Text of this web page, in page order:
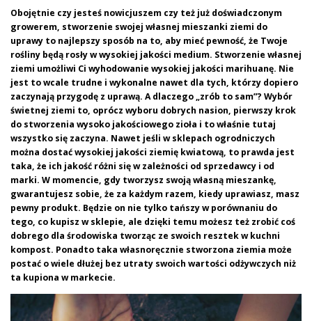
KONTAKT
Obojętnie czy jesteś nowicjuszem czy też już doświadczonym
growerem, stworzenie swojej własnej mieszanki ziemi do
uprawy to najlepszy sposób na to, aby mieć pewność, że Twoje
rośliny będą rosły w wysokiej jakości medium. Stworzenie własnej
ziemi umożliwi Ci wyhodowanie wysokiej jakości marihuanę. Nie
jest to wcale trudne i wykonalne nawet dla tych, którzy dopiero
zaczynają przygodę z uprawą. A dlaczego „zrób to sam”? Wybór
świetnej ziemi to, oprócz wyboru dobrych nasion, pierwszy krok
do stworzenia wysoko jakościowego zioła i to właśnie tutaj
wszystko się zaczyna. Nawet jeśli w sklepach ogrodniczych
można dostać wysokiej jakości ziemię kwiatową, to prawda jest
taka, że ich jakość różni się w zależności od sprzedawcy i od
marki. W momencie, gdy tworzysz swoją własną mieszankę,
gwarantujesz sobie, że za każdym razem, kiedy uprawiasz, masz
pewny produkt. Będzie on nie tylko tańszy w porównaniu do
tego, co kupisz w sklepie, ale dzięki temu możesz też zrobić coś
dobrego dla środowiska tworząc ze swoich resztek w kuchni
kompost. Ponadto taka własnoręcznie stworzona ziemia może
postać o wiele dłużej bez utraty swoich wartości odżywczych niż
ta kupiona w markecie.